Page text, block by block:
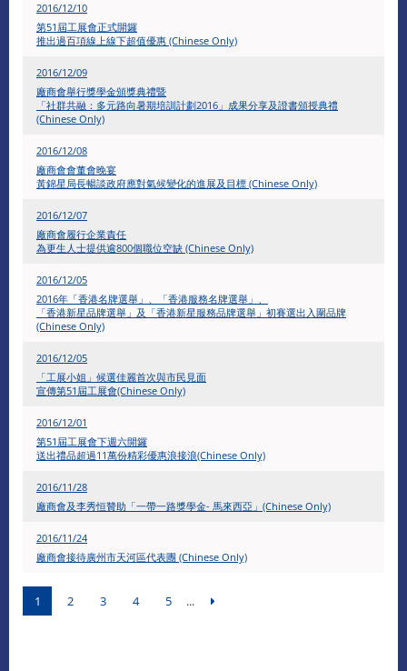
2016/12/10
第51屆工展會正式開鑼
推出過百項線上線下超值優惠 (Chinese Only)
2016/12/09
廠商會舉行獎學金頒獎典禮暨
「社群共融：多元路向暑期培訓計劃2016」成果分享及證書頒授典禮
(Chinese Only)
2016/12/08
廠商會會董會晚宴
黃錦星局長暢談政府應對氣候變化的進展及目標 (Chinese Only)
2016/12/07
廠商會履行企業責任
為更生人士提供逾800個職位空缺 (Chinese Only)
2016/12/05
2016年「香港名牌選舉」、「香港服務名牌選舉」、
「香港新星品牌選舉」及「香港新星服務品牌選舉」初賽選出入圍品牌
(Chinese Only)
2016/12/05
「工展小姐」候選佳麗首次與市民見面
宣傳第51屆工展會(Chinese Only)
2016/12/01
第51屆工展會下週六開鑼
送出禮品超過11萬份精彩優惠浪接浪(Chinese Only)
2016/11/28
廠商會及李秀恒贊助「一帶一路獎學金- 馬來西亞」(Chinese Only)
2016/11/24
廠商會接待廣州市天河區代表團 (Chinese Only)
1 2 3 4 5 ...